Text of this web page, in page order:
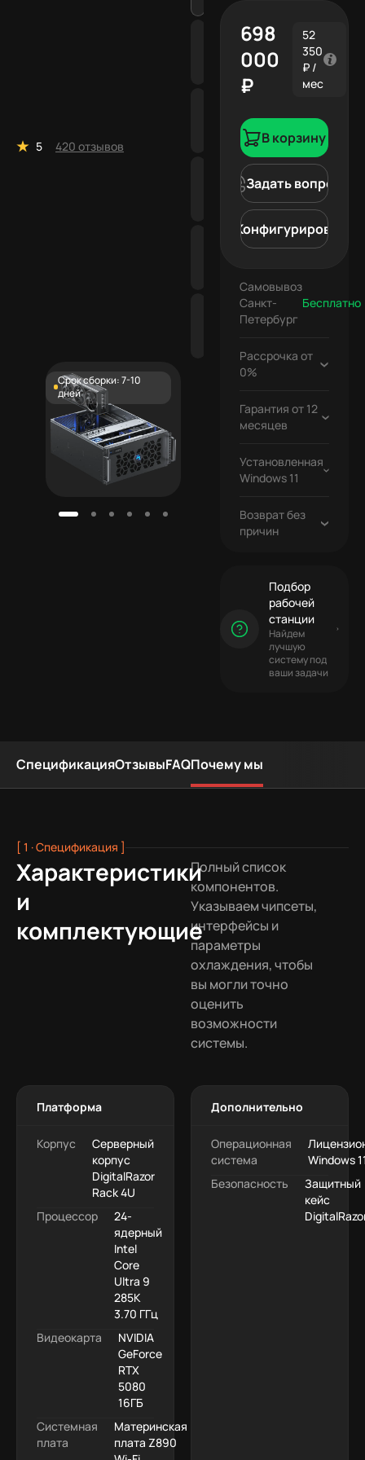
5 420 отзывов
Срок сборки: 7-10
дней
698
000
₽
52
350
₽ /
мес
В корзину
Задать вопрос
Конфигурировать
Самовывоз
Санкт-
Петербург
Бесплатно
Бесплатно
Бесплатно
Бесплатно
Рассрочка от
0%
Гарантия от 12
месяцев
Установленная
Windows 11
Возврат без
причин
Подбор
рабочей
станции
Найдем
лучшую
систему под
ваши задачи
СпецификацияОтзывыFAQПочему мы
[ 1 · Спецификация ]
Характеристики
и
комплектующие
Полный список
компонентов.
Указываем чипсеты,
интерфейсы и
параметры
охлаждения, чтобы
вы могли точно
оценить
возможности
системы.
Платформа
Корпус
Серверный
корпус
DigitalRazor
Rack 4U
Процессор
24-
ядерный
Intel
Core
Ultra 9
285K
3.70 ГГц
Видеокарта
NVIDIA
GeForce
RTX
5080
16ГБ
Системная
плата
Материнская
плата Z890
Дополнительно
Операционная
система
Windows
Безопасность
Защитный
кейс